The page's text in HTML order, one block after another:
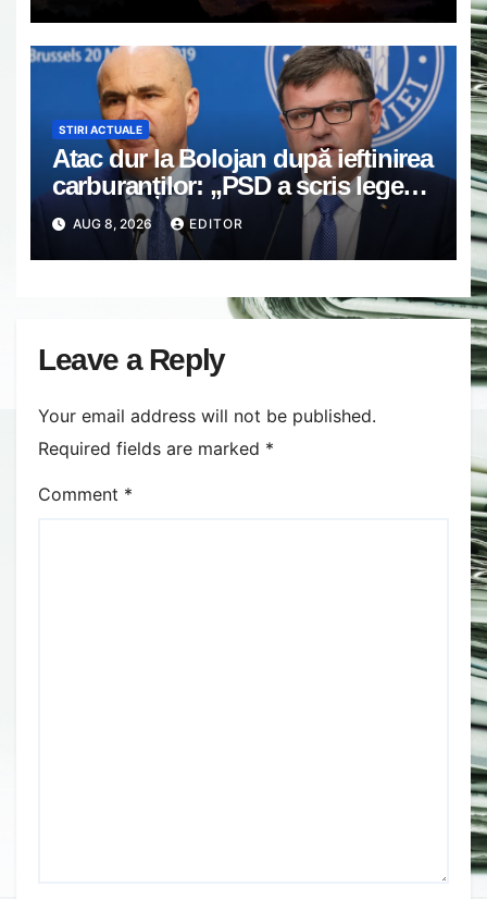
STIRI ACTUALE
Atac dur la Bolojan după ieftinirea
carburanților: „PSD a scris legea.
Dumneavoastră ați scris discursul
de după”
AUG 8, 2026 EDITOR
Leave a Reply
Your email address will not be published.
Required fields are marked *
Comment *